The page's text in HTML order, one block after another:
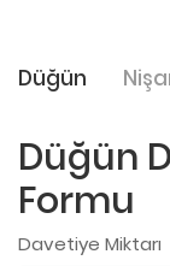
Düğün
Düğün
Formu
Davetiye Miktarı